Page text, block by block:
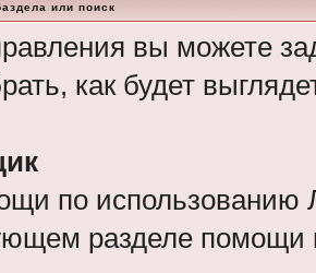
или поиск
вы можете
как будет
по использованию
разделе